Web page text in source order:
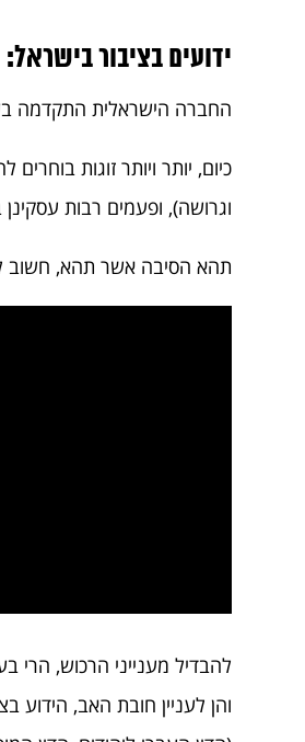
ידועים בציבור בישראל:
החברה הישראלית התקדמה
כיום, יותר ויותר זוגות
וגרושה), ופעמים רבות
תהא הסיבה אשר תהא, חשוב
להבדיל מענייני הרכוש, הרי
והן לעניין חובת האב, הידוע